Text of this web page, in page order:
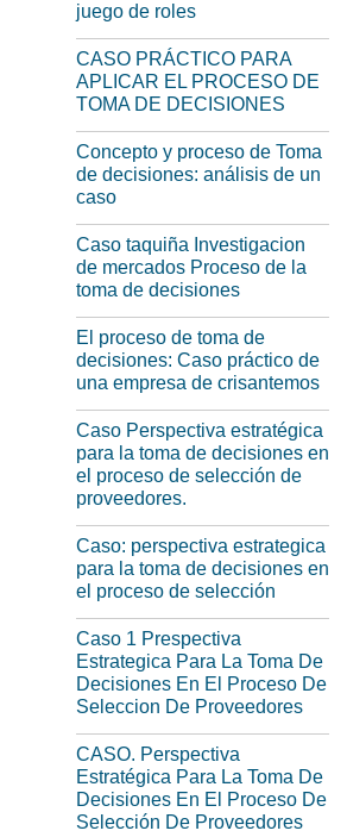
juego de roles
CASO PRÁCTICO PARA
APLICAR EL PROCESO DE
TOMA DE DECISIONES
Concepto y proceso de Toma
de decisiones: análisis de un
caso
Caso taquiña Investigacion
de mercados Proceso de la
toma de decisiones
El proceso de toma de
decisiones: Caso práctico de
una empresa de crisantemos
Caso Perspectiva estratégica
para la toma de decisiones en
el proceso de selección de
proveedores.
Caso: perspectiva estrategica
para la toma de decisiones en
el proceso de selección
Caso 1 Prespectiva
Estrategica Para La Toma De
Decisiones En El Proceso De
Seleccion De Proveedores
CASO. Perspectiva
Estratégica Para La Toma De
Decisiones En El Proceso De
Selección De Proveedores